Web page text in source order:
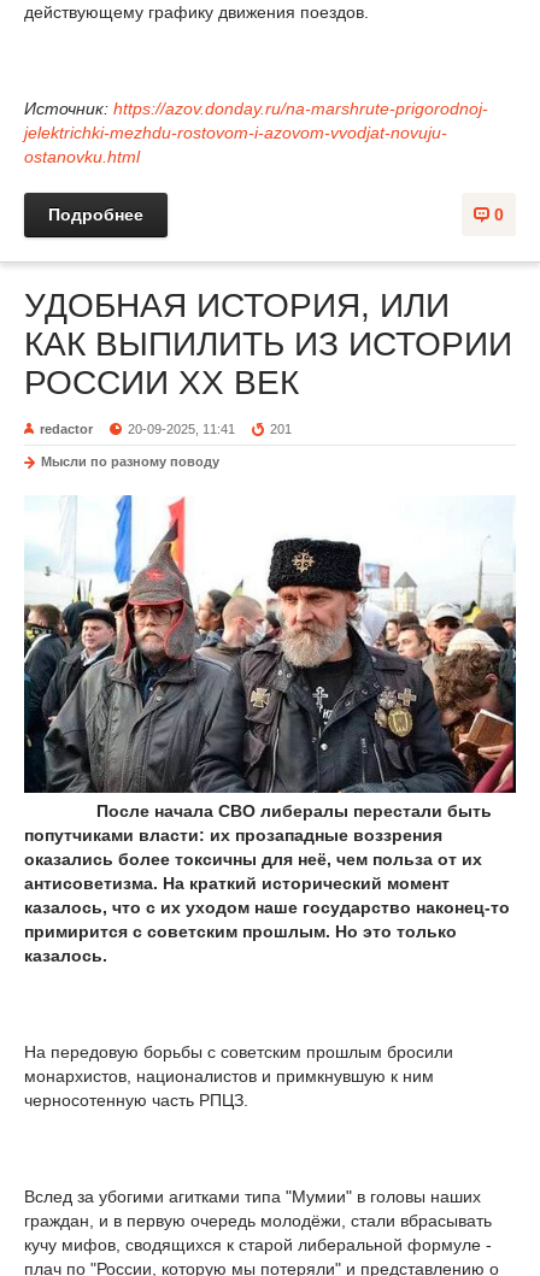
действующему графику движения поездов.
Источник: https://azov.donday.ru/na-marshrute-prigorodnoj-
jelektrichki-mezhdu-rostovom-i-azovom-vvodjat-novuju-
ostanovku.html
0
Подробнее
УДОБНАЯ ИСТОРИЯ, ИЛИ
КАК ВЫПИЛИТЬ ИЗ ИСТОРИИ
РОССИИ XX ВЕК
redactor 20-09-2025, 11:41 201
Мысли по разному поводу
После начала СВО либералы перестали быть
попутчиками власти: их прозападные воззрения
оказались более токсичны для неё, чем польза от их
антисоветизма. На краткий исторический момент
казалось, что с их уходом наше государство наконец-то
примирится с советским прошлым. Но это только
казалось.
На передовую борьбы с советским прошлым бросили
монархистов, националистов и примкнувшую к ним
черносотенную часть РПЦЗ.
Вслед за убогими агитками типа "Мумии" в головы наших
граждан, и в первую очередь молодёжи, стали вбрасывать
кучу мифов, сводящихся к старой либеральной формуле -
плач по "России, которую мы потеряли" и представлению о